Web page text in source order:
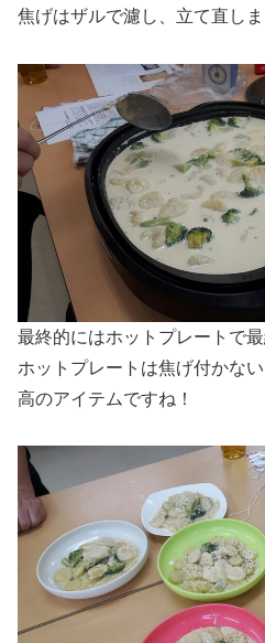
焦げはザルで濾し、立て直しま
最終的にはホットプレートで最
ホットプレートは焦げ付かな
高のアイテムですね！